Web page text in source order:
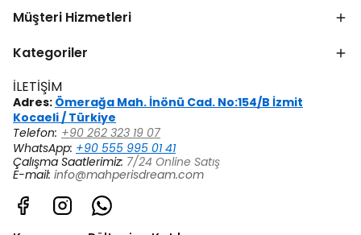
Müşteri Hizmetleri
Kategoriler
İLETİŞİM
Adres: Ömerağa Mah. İnönü Cad. No:154/B İzmit
Kocaeli / Türkiye
Telefon: +90 262 323 19 07
WhatsApp: +90 555 995 01 41
Çalışma Saatlerimiz: 7/24 Online Satış
E-mail: info@mahperisdream.com